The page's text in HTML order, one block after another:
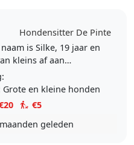
Hondensitter De Pinte
is Silke, 19 jaar en
kleins af aan
door dieren. Zelf
en 2 cavia's.
ik..
Grote en kleine honden
€5
geleden